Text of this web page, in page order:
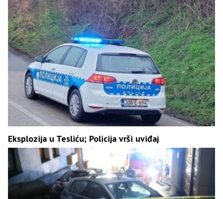
Eksplozija u Tesliću; Policija vrši uviđaj